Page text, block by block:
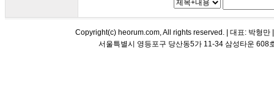
Copyright(c) heorum.com, All rights reserved. | 대표: 박형
서울특별시 영등포구 당산동5가 11-34 삼성타운